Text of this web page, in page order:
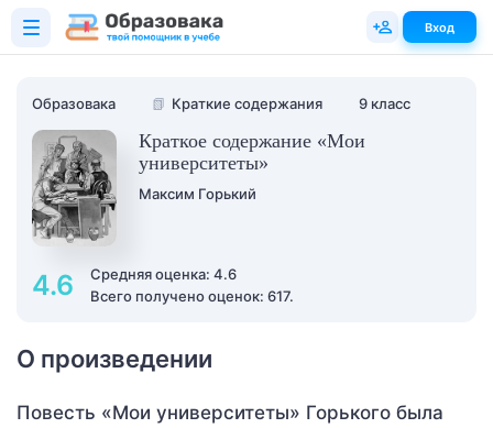
Образовака 📗 Краткие содержания 9 класс
Краткое содержание «Мои
университеты»
Максим Горький
4.6
Средняя оценка: 4.6
Всего получено оценок: 617.
О произведении
Повесть «Мои университеты» Горького была
Вход